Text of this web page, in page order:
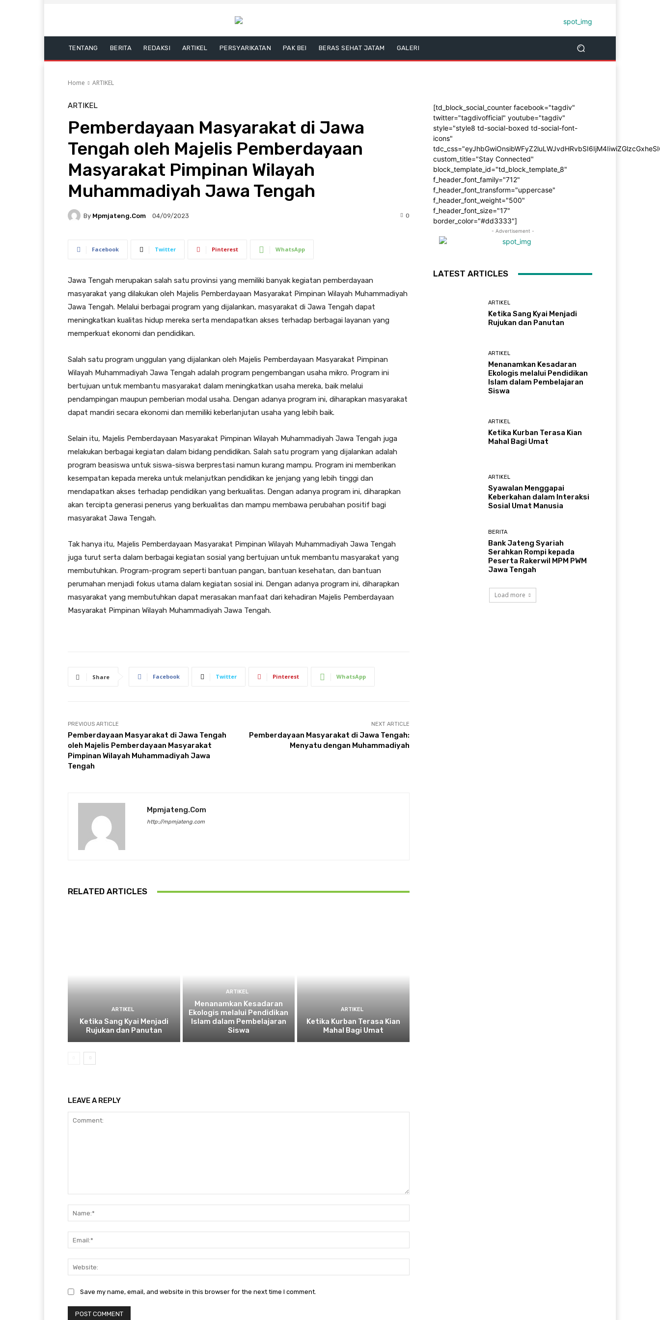
TENTANG BERITA REDAKSI ARTIKEL PERSYARIKATAN PAK BEI BERAS SEHAT JATAM GALERI
Home ARTIKEL
ARTIKEL
Pemberdayaan Masyarakat di Jawa
Tengah oleh Majelis Pemberdayaan
Masyarakat Pimpinan Wilayah
Muhammadiyah Jawa Tengah
By Mpmjateng.com 04/09/2023 0
Facebook Twitter Pinterest WhatsApp
Jawa Tengah merupakan salah satu provinsi yang memiliki banyak kegiatan pemberdayaan
masyarakat yang dilakukan oleh Majelis Pemberdayaan Masyarakat Pimpinan Wilayah Muhammadiyah
Jawa Tengah. Melalui berbagai program yang dijalankan, masyarakat di Jawa Tengah dapat
meningkatkan kualitas hidup mereka serta mendapatkan akses terhadap berbagai layanan yang
memperkuat ekonomi dan pendidikan.
Salah satu program unggulan yang dijalankan oleh Majelis Pemberdayaan Masyarakat Pimpinan
Wilayah Muhammadiyah Jawa Tengah adalah program pengembangan usaha mikro. Program ini
bertujuan untuk membantu masyarakat dalam meningkatkan usaha mereka, baik melalui
pendampingan maupun pemberian modal usaha. Dengan adanya program ini, diharapkan masyarakat
dapat mandiri secara ekonomi dan memiliki keberlanjutan usaha yang lebih baik.
Selain itu, Majelis Pemberdayaan Masyarakat Pimpinan Wilayah Muhammadiyah Jawa Tengah juga
melakukan berbagai kegiatan dalam bidang pendidikan. Salah satu program yang dijalankan adalah
program beasiswa untuk siswa-siswa berprestasi namun kurang mampu. Program ini memberikan
kesempatan kepada mereka untuk melanjutkan pendidikan ke jenjang yang lebih tinggi dan
mendapatkan akses terhadap pendidikan yang berkualitas. Dengan adanya program ini, diharapkan
akan tercipta generasi penerus yang berkualitas dan mampu membawa perubahan positif bagi
masyarakat Jawa Tengah.
Tak hanya itu, Majelis Pemberdayaan Masyarakat Pimpinan Wilayah Muhammadiyah Jawa Tengah
juga turut serta dalam berbagai kegiatan sosial yang bertujuan untuk membantu masyarakat yang
membutuhkan. Program-program seperti bantuan pangan, bantuan kesehatan, dan bantuan
perumahan menjadi fokus utama dalam kegiatan sosial ini. Dengan adanya program ini, diharapkan
masyarakat yang membutuhkan dapat merasakan manfaat dari kehadiran Majelis Pemberdayaan
Masyarakat Pimpinan Wilayah Muhammadiyah Jawa Tengah.
Share Facebook Twitter Pinterest WhatsApp
PREVIOUS ARTICLE
Pemberdayaan Masyarakat di Jawa Tengah
oleh Majelis Pemberdayaan Masyarakat
Pimpinan Wilayah Muhammadiyah Jawa
Tengah
NEXT ARTICLE
Pemberdayaan Masyarakat di Jawa Tengah:
Menyatu dengan Muhammadiyah
Mpmjateng.com
http://mpmjateng.com
RELATED ARTICLES
ARTIKEL
Ketika Sang Kyai Menjadi
Rujukan dan Panutan
ARTIKEL
Menanamkan Kesadaran
Ekologis melalui Pendidikan
Islam dalam Pembelajaran
Siswa
ARTIKEL
Ketika Kurban Terasa Kian
Mahal Bagi Umat
LEAVE A REPLY
Save my name, email, and website in this browser for the next time I comment.
[td_block_social_counter facebook="tagdiv"
twitter="tagdivofficial" youtube="tagdiv"
style="style8 td-social-boxed td-social-font-
icons"
custom_title="Stay Connected"
block_template_id="td_block_template_8"
f_header_font_family="712"
f_header_font_transform="uppercase"
f_header_font_weight="500"
f_header_font_size="17"
border_color="#dd3333"]
- Advertisement -
LATEST ARTICLES
ARTIKEL
Ketika Sang Kyai Menjadi
Rujukan dan Panutan
ARTIKEL
Menanamkan Kesadaran
Ekologis melalui Pendidikan
Islam dalam Pembelajaran
Siswa
ARTIKEL
Ketika Kurban Terasa Kian
Mahal Bagi Umat
ARTIKEL
Syawalan Menggapai
Keberkahan dalam Interaksi
Sosial Umat Manusia
BERITA
Bank Jateng Syariah
Serahkan Rompi kepada
Peserta Rakerwil MPM PWM
Jawa Tengah
Load more